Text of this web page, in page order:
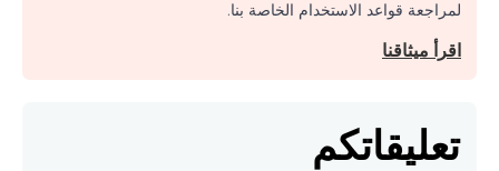
لمراجعة قواعد الاستخدام الخاصة بنا.
اقرأ ميثاقنا
تعليقاتكم